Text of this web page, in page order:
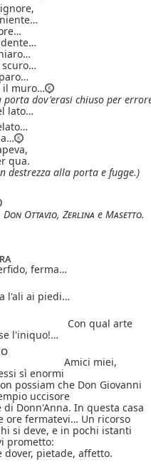
il muro…
porta dov'erasi chiuso per
lato…
qua.
destrezza alla porta e fugge.)
Don Ottavio, Zerlina e Masetto.
ferma…
l'ali ai piedi…
Con qual arte
l'iniquo!…
Amici miei,
sì enormi
possiam che Don Giovanni
uccisore
Donn'Anna. In questa casa
ore fermatevi… Un ricorso
si deve, e in pochi istanti
prometto:
dover, pietade, affetto.